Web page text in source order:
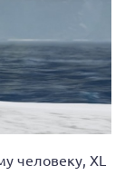
человеку, XL